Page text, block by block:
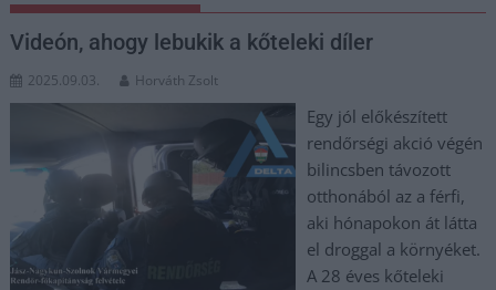
Videón, ahogy lebukik a kőteleki díler
2025.09.03. Horváth Zsolt
Egy jól előkészített
rendőrségi akció végén
bilincsben távozott
otthonából az a férfi,
aki hónapokon át látta
el droggal a környéket.
A 28 éves kőteleki